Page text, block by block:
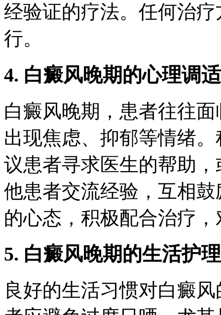
经验证的疗法。任何治
行。
4. 白癜风晚期的心理调适
白癜风晚期，患者往往
出现焦虑、抑郁等情绪
议患者寻求医生的帮助
他患者交流经验，互相
的心态，积极配合治疗
5. 白癜风晚期的生活护理
良好的生活习惯对白癜